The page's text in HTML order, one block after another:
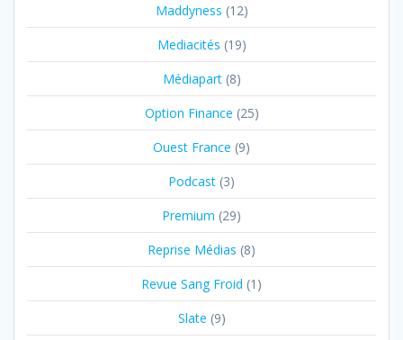
Maddyness (12)
Mediacités (19)
Médiapart(8)
Option Finance (25)
Ouest France (9)
Podcast (3)
Premium (29)
Reprise Médias (8)
Revue Sang Froid (1)
Slate (9)